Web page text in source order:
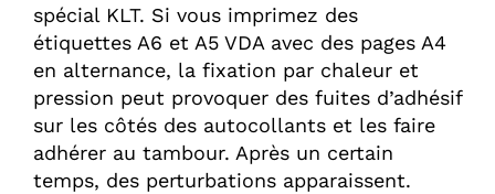
spécial KLT. Si vous imprimez des
étiquettes A6 et A5 VDA avec des pages A4
en alternance, la fixation par chaleur et
pression peut provoquer des fuites d’adhésif
sur les côtés des autocollants et les faire
adhérer au tambour. Après un certain
temps, des perturbations apparaissent.